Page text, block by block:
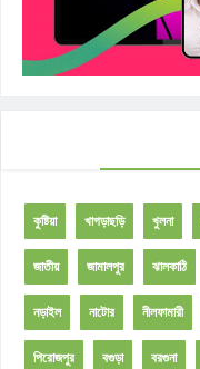
কুষ্টিয়া খাগড়াছড়ি খুলনা
জাতীয় জামালপুর ঝালকাঠি
নড়াইল নাটোর নীলফামারী
পিরোজপুর বগুড়া বরগুনা